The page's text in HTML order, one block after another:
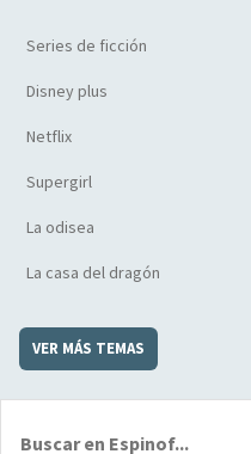
Series de ficción
Disney plus
Netflix
Supergirl
La odisea
La casa del dragón
VER MÁS TEMAS